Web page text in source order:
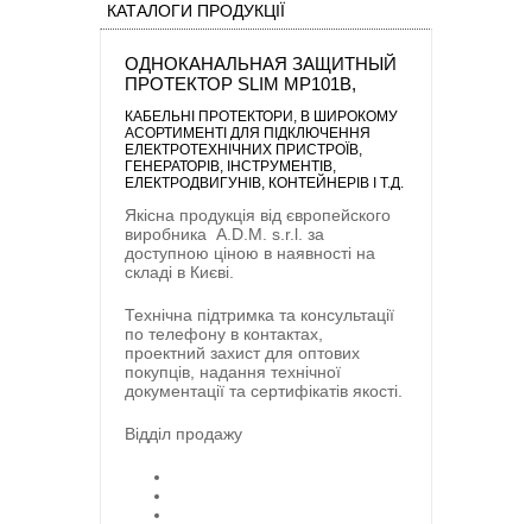
КАТАЛОГИ ПРОДУКЦІЇ
ОДНОКАНАЛЬНАЯ ЗАЩИТНЫЙ
ПРОТЕКТОР SLIM MP101B,
КАБЕЛЬНІ ПРОТЕКТОРИ , В ШИРОКОМУ
АСОРТИМЕНТІ ДЛЯ ПІДКЛЮЧЕННЯ
ЕЛЕКТРОТЕХНІЧНИХ ПРИСТРОЇВ,
ГЕНЕРАТОРІВ, ІНСТРУМЕНТІВ,
ЕЛЕКТРОДВИГУНІВ, КОНТЕЙНЕРІВ І Т.Д.
Якісна продукція від європейского
виробника A.D.M. s.r.l. за
доступною ціною в наявності на
складі в Києві.
Технічна підтримка та консультації
по телефону в контактах,
проектний захист для оптових
покупців, надання технічної
документації та сертифікатів якості.
Відділ продажу